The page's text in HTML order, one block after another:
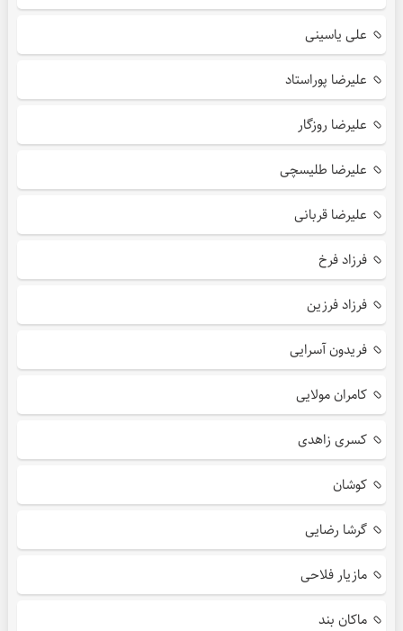
علی یاسینی
علیرضا پوراستاد
علیرضا روزگار
علیرضا طلیسچی
علیرضا قربانی
فرزاد فرخ
فرزاد فرزین
فریدون آسرایی
کامران مولایی
کسری زاهدی
کوشان
گرشا رضایی
مازیار فلاحی
ماکان بند